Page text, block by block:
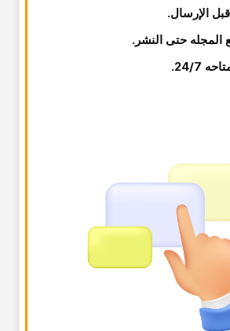
الإرسال.
المجله حتى النشر.
24/7.